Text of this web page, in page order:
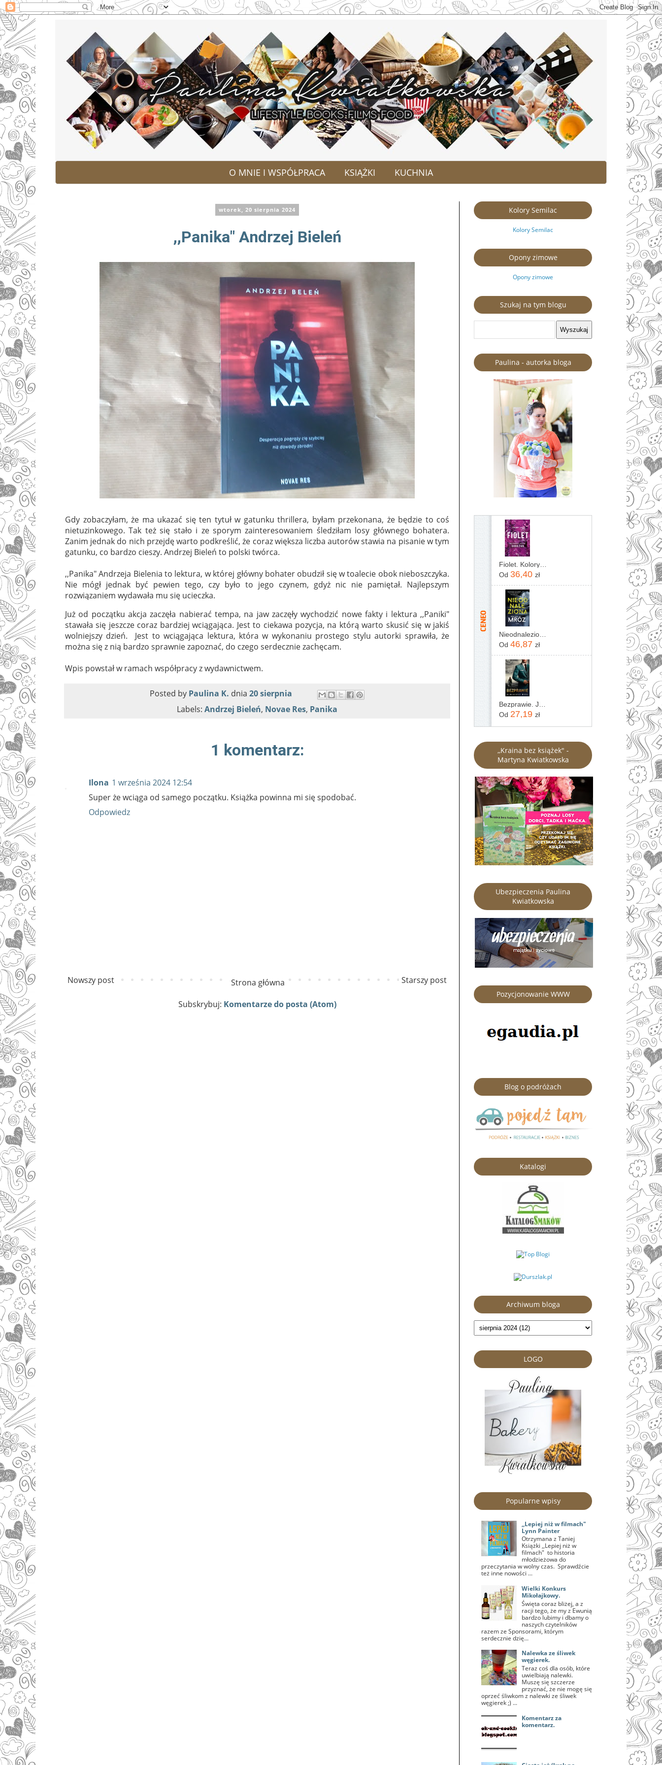
O MNIE I WSPÓŁPRACA KSIĄŻKI KUCHNIA
wtorek, 20 sierpnia 2024
,,Panika" Andrzej Bieleń
Gdy zobaczyłam, że ma ukazać się ten tytuł w gatunku thrillera, byłam przekonana, że będzie to coś
nietuzinkowego. Tak też się stało i ze sporym zainteresowaniem śledziłam losy głównego bohatera.
Zanim jednak do nich przejdę warto podkreślić, że coraz większa liczba autorów stawia na pisanie w tym
gatunku, co bardzo cieszy. Andrzej Bieleń to polski twórca.
,,Panika" Andrzeja Bielenia to lektura, w której główny bohater obudził się w toalecie obok nieboszczyka.
Nie mógł jednak być pewien tego, czy było to jego czynem, gdyż nic nie pamiętał. Najlepszym
rozwiązaniem wydawała mu się ucieczka.
Już od początku akcja zaczęła nabierać tempa, na jaw zaczęły wychodzić nowe fakty i lektura ,,Paniki"
stawała się jeszcze coraz bardziej wciągająca. Jest to ciekawa pozycja, na którą warto skusić się w jakiś
wolniejszy dzień. Jest to wciągająca lektura, która w wykonaniu prostego stylu autorki sprawiła, że
można się z nią bardzo sprawnie zapoznać, do czego serdecznie zachęcam.
Wpis powstał w ramach współpracy z wydawnictwem.
Posted by Paulina K. dnia 20 sierpnia
Labels: Andrzej Bieleń, Novae Res, Panika
1 komentarz:
Ilona 1 września 2024 12:54
Super że wciąga od samego początku. Książka powinna mi się spodobać.
Odpowiedz
Nowszy post Starszy post
Strona główna
Subskrybuj: Komentarze do posta (Atom)
Kolory Semilac
Kolory Semilac
Opony zimowe
Opony zimowe
Szukaj na tym blogu
Paulina - autorka bloga
Od 36,40 zł
Od 46,87 zł
Od 27,19 zł
,,Kraina bez książek" -
Martyna Kwiatkowska
Ubezpieczenia Paulina
Kwiatkowska
Pozycjonowanie WWW
Blog o podróżach
Katalogi
Archiwum bloga
LOGO
Popularne wpisy
,,Lepiej niż w filmach"
Lynn Painter
Otrzymana z Taniej
Książki ,,Lepiej niż w
filmach" to historia
młodzieżowa do
przeczytania w wolny czas. Sprawdźcie
też inne nowości ...
Wielki Konkurs
Mikołajkowy.
Święta coraz bliżej, a z
racji tego, że my z Ewunią
bardzo lubimy i dbamy o
naszych czytelników
razem ze Sponsorami, którym
serdecznie dzię...
Nalewka ze śliwek
węgierek.
Teraz coś dla osób, które
uwielbiają nalewki.
Muszę się szczerze
przyznać, że nie mogę się
oprzeć śliwkom z nalewki ze śliwek
węgierek ;) ...
Komentarz za
komentarz.